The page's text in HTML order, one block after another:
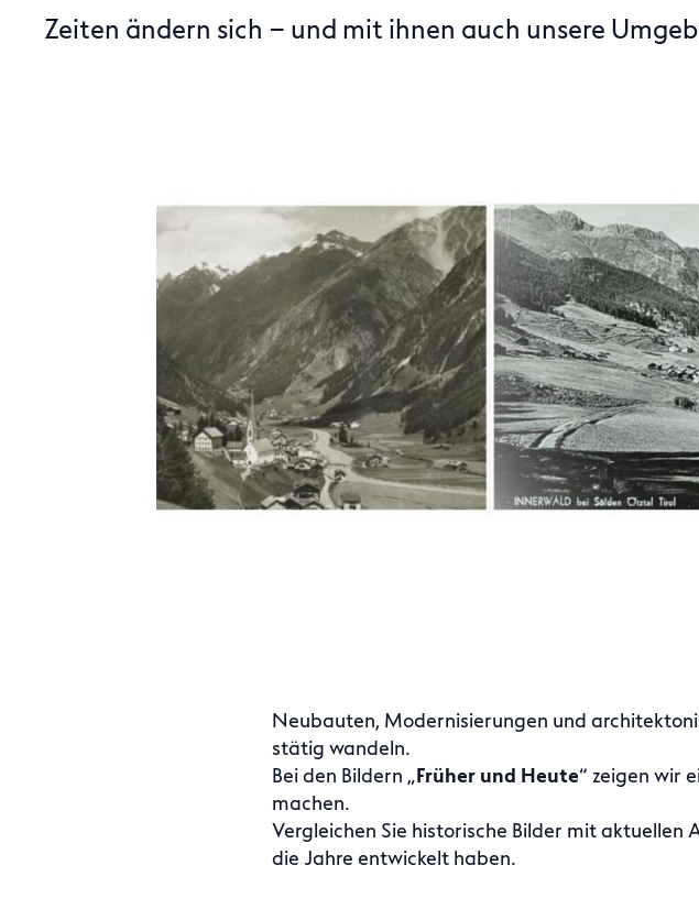
Zeiten ändern sich – und mit ihnen auch unsere
Neubauten, Modernisierungen und
stätig wandeln.
Bei den Bildern „Früher und Heute“ zeigen wir
machen.
Vergleichen Sie historische Bilder mit aktuellen
die Jahre entwickelt haben.